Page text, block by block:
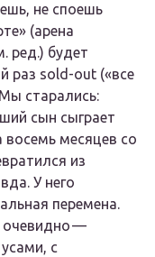
не споешь
(арена
ред.) будет
раз sold-out («все
старались:
сын сыграет
восемь месяцев со
из
У него
перемена.
очевидно —
с